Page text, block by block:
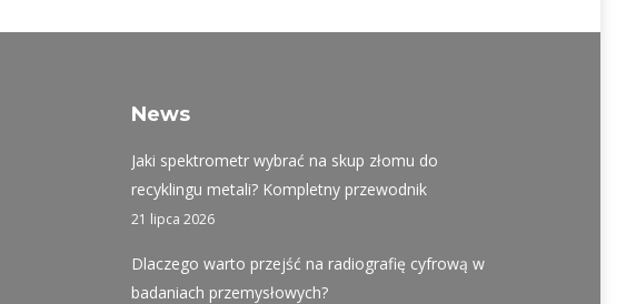
News
Jaki spektrometr wybrać na skup złomu do
recyklingu metali? Kompletny przewodnik
21 lipca 2026
Dlaczego warto przejść na radiografię cyfrową w
badaniach przemysłowych?